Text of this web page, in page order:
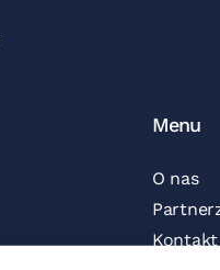
Menu
O nas
Kontakt